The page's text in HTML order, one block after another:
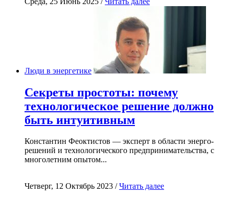
Люди в энергетике
Секреты простоты: почему
технологическое решение должно
быть интуитивным
Константин Феоктистов — эксперт в области энерго-
решений и технологического предпринимательства, с
многолетним опытом...
Четверг, 12 Октябрь 2023 /Читать далее